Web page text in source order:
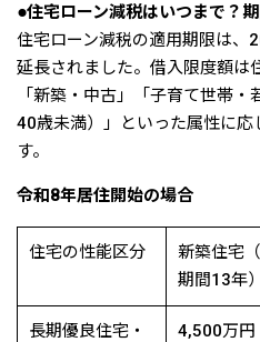
●住宅ローン減税はいつまで？
住宅ローン減税の適用期限は、
延長されました。借入限度額は
「新築・中古」「子育て世帯
40歳未満）」といった属性に応
す。
令和8年居住開始の場合
住宅の性能区分
新築住宅
期間13年）
長期優良住宅・
4,500万円